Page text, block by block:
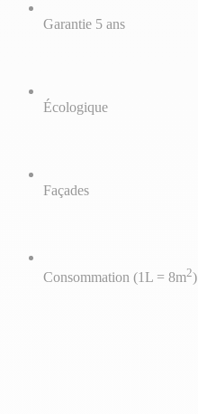
Garantie 5 ans
Écologique
Façades
Consommation (1L = 8m2)